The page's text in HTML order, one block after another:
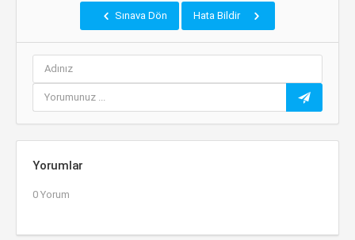
Sınava Dön Hata Bildir
Yorumlar
0 Yorum